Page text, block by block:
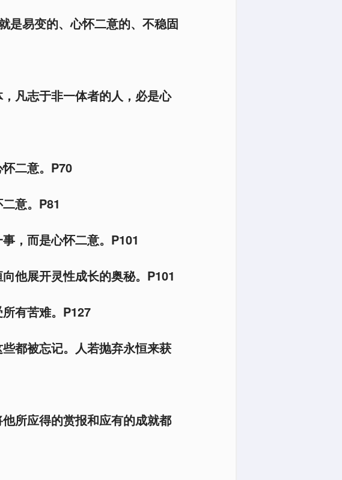
是易变的、心怀二意的、不稳固
凡志于非一体者的人，必是心
二意。P70
意。P81
，而是心怀二意。P101
他展开灵性成长的奥秘。P101
有苦难。P127
都被忘记。人若抛弃永恒来获
所应得的赏报和应有的成就都